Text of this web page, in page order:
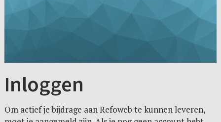
Inloggen
Om actief je bijdrage aan Refoweb te kunnen leveren,